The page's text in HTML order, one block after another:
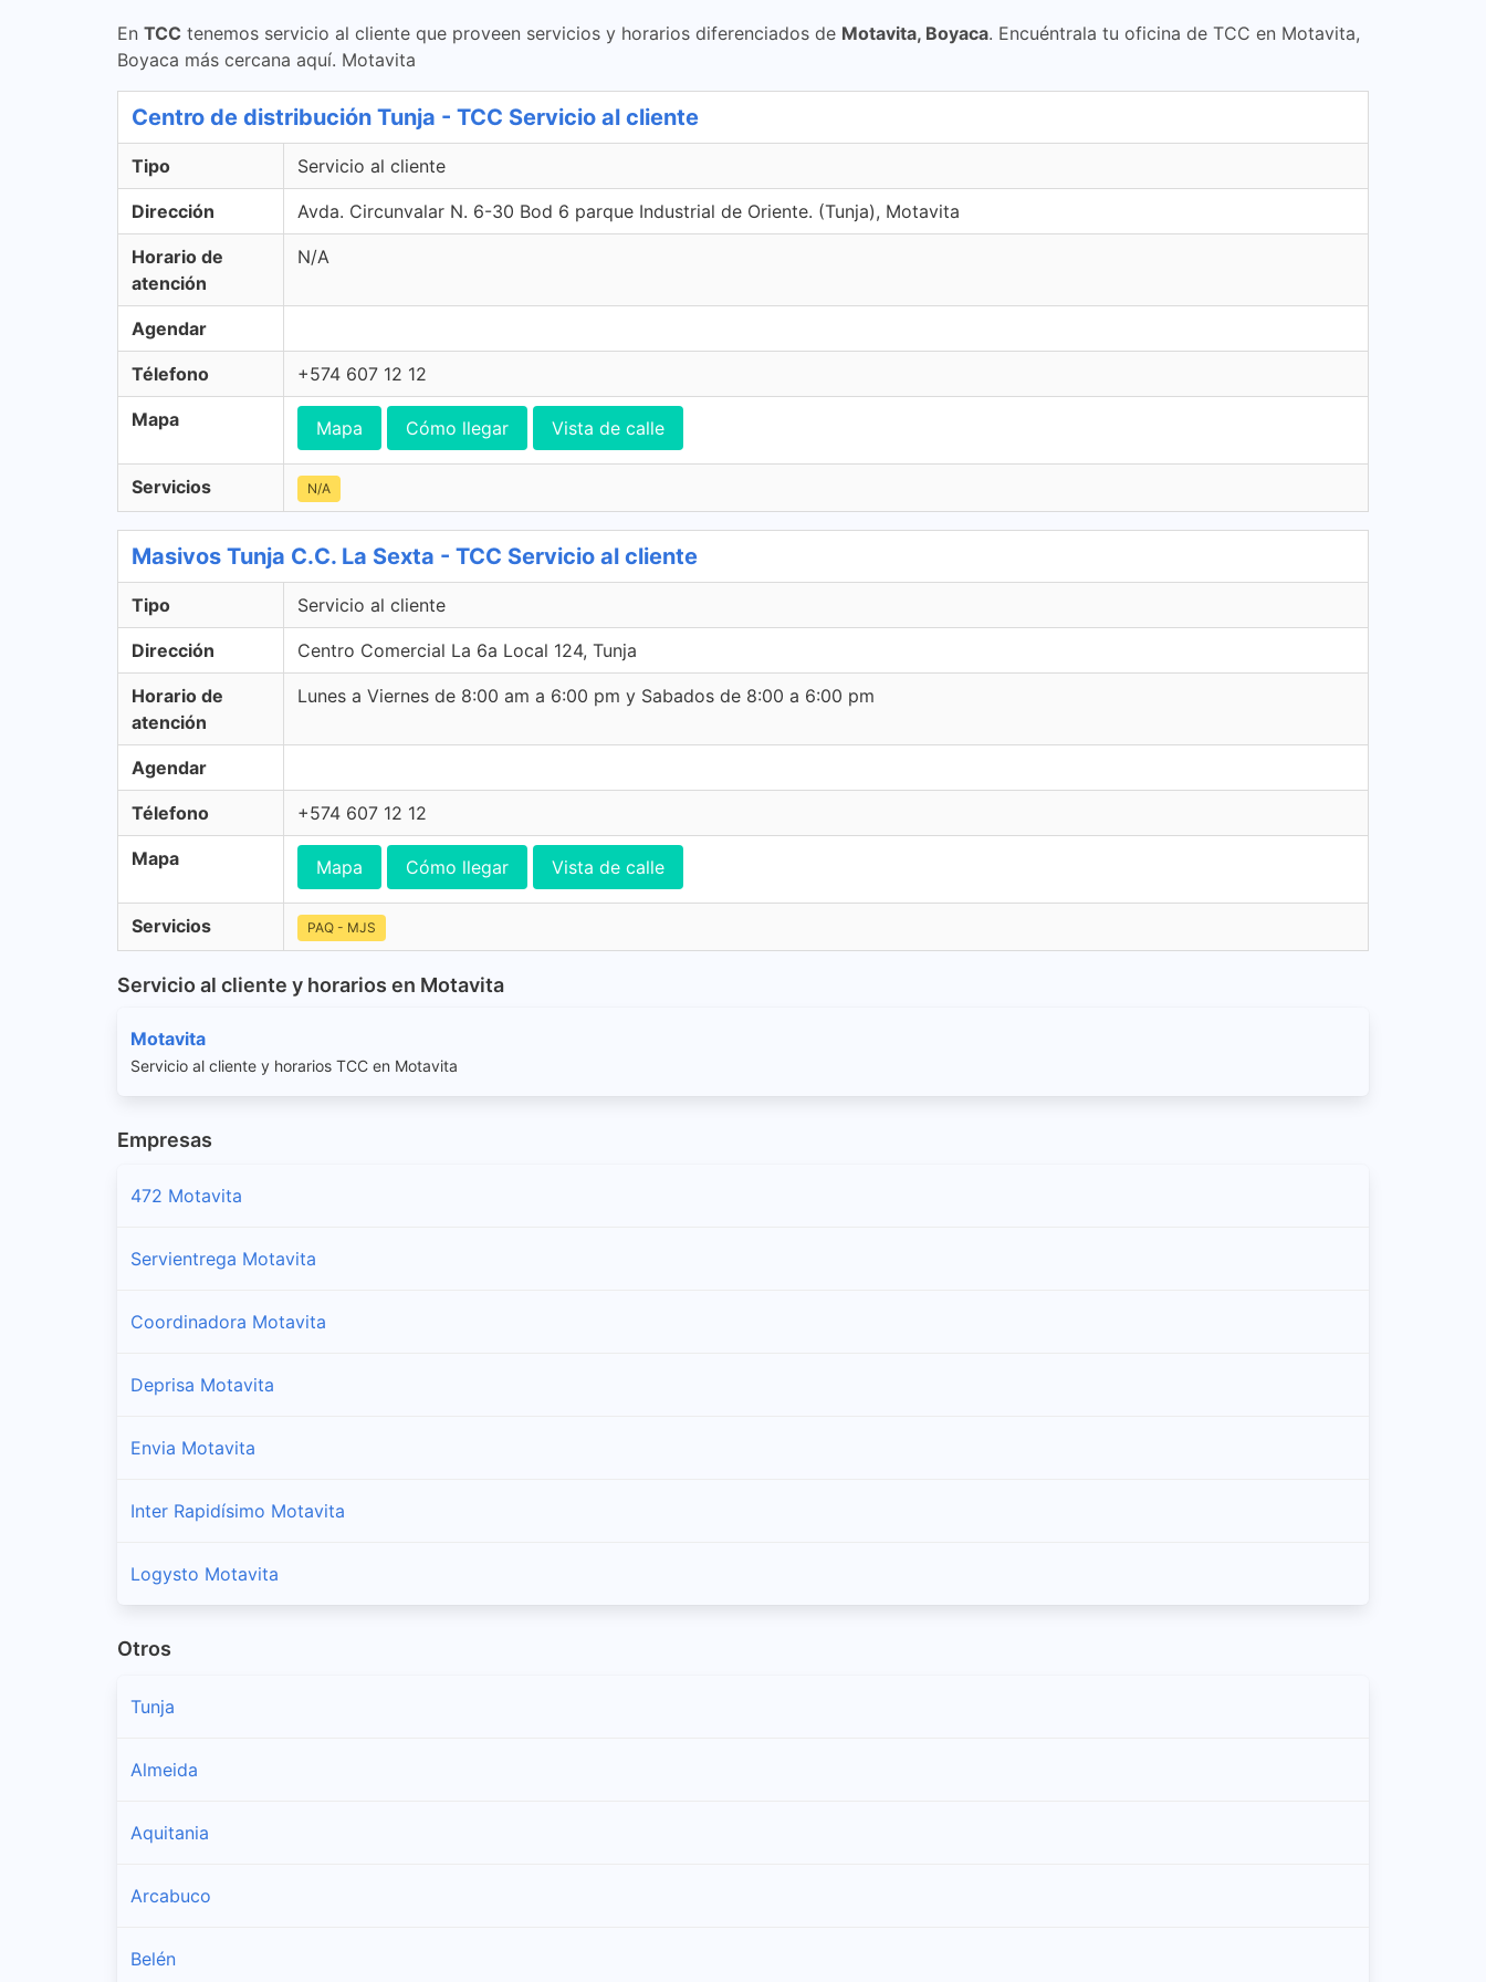
En TCC tenemos servicio al cliente que proveen servicios y horarios diferenciados de Motavita, Boyaca. Encuéntrala tu oficina de TCC en Motavita,
Boyaca más cercana aquí. Motavita
Centro de distribución Tunja - TCC Servicio al cliente
Tipo Servicio al cliente
Dirección Avda. Circunvalar N. 6-30 Bod 6 parque Industrial de Oriente. (Tunja), Motavita
Horario de
atención
N/A
Agendar
Télefono +574 607 12 12
Mapa Mapa Cómo llegar Vista de calle
Servicios N/A
Masivos Tunja C.C. La Sexta - TCC Servicio al cliente
Tipo Servicio al cliente
Dirección Centro Comercial La 6a Local 124, Tunja
Horario de
atención
Lunes a Viernes de 8:00 am a 6:00 pm y Sabados de 8:00 a 6:00 pm
Agendar
Télefono +574 607 12 12
Mapa Mapa Cómo llegar Vista de calle
Servicios PAQ - MJS
Servicio al cliente y horarios en Motavita
Motavita
Servicio al cliente y horarios TCC en Motavita
Empresas
472 Motavita
Servientrega Motavita
Coordinadora Motavita
Deprisa Motavita
Envia Motavita
Inter Rapidísimo Motavita
Logysto Motavita
Otros
Tunja
Almeida
Aquitania
Arcabuco
Belén